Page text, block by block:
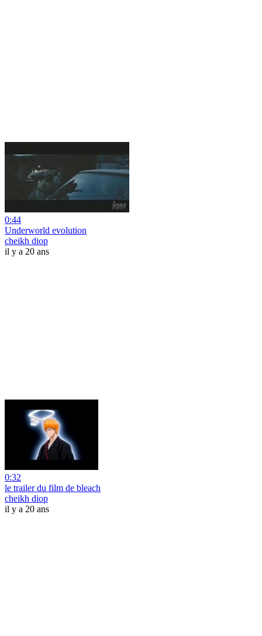
0:44
Underworld evolution
cheikh diop
il y a 20 ans
0:32
le trailer du film de bleach
cheikh diop
il y a 20 ans